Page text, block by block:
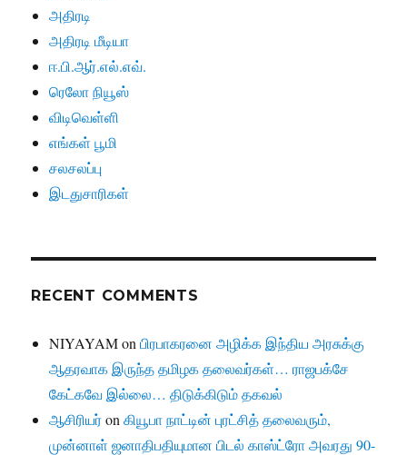
அதிரடி
அதிரடி மீடியா
ஈ.பி.ஆர்.எல்.எவ்.
ரெலோ நியூஸ்
விடிவெள்ளி
எங்கள் பூமி
சலசலப்பு
இடதுசாரிகள்
RECENT COMMENTS
NIYAYAMonபிரபாகரனை அழிக்க இந்திய அரசுக்கு
ஆதரவாக இருந்த தமிழக தலைவர்கள்… ராஜபக்சே
கேட்கவே இல்லை… திடுக்கிடும் தகவல்
ஆசிரியர்onகியூபா நாட்டின் புரட்சித் தலைவரும்,
முன்னாள் ஜனாதிபதியுமான பிடல் காஸ்ட்ரோ அவரது 90-